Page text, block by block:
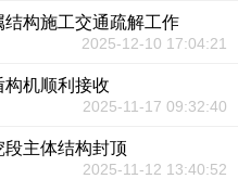
构施工交通疏解工作
2025-12-10 17:04:21
机顺利接收
2025-11-17 09:32:40
主体结构封顶
2025-11-12 13:40:52